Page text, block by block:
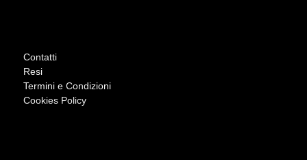
Contatti
Resi
Termini e Condizioni
Cookies Policy